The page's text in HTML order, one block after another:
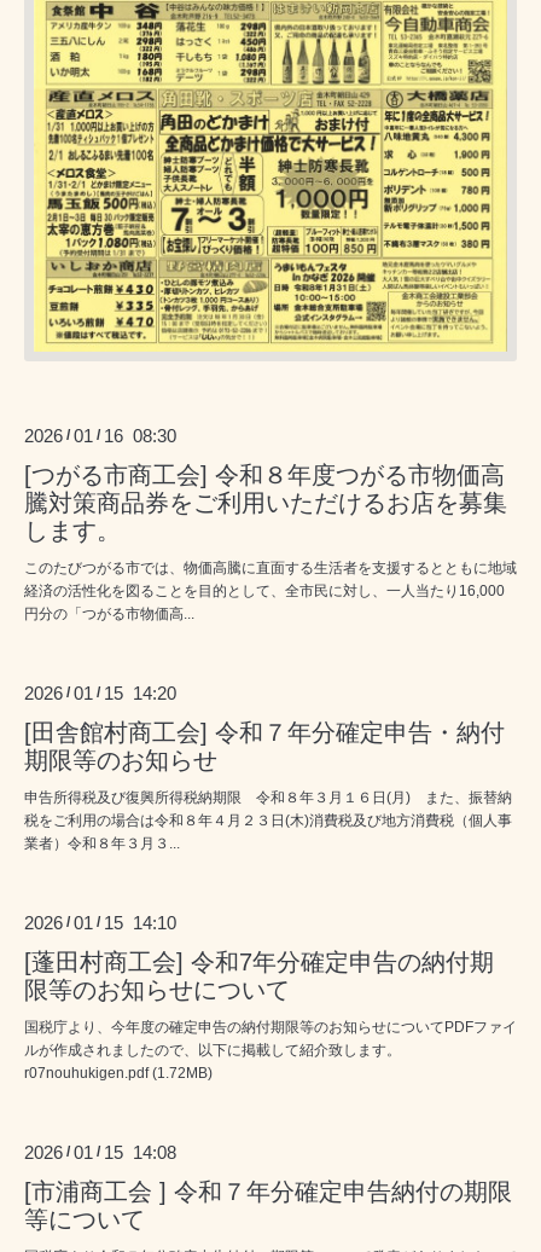
2026 /01 / 16 08:30
[つがる市商工会] 令和８年度つがる市物価高
騰対策商品券をご利用いただけるお店を募集
します。
このたびつがる市では、物価高騰に直面する生活者を支援するとともに地域
経済の活性化を図ることを目的として、全市民に対し、一人当たり16,000
円分の「つがる市物価高...
2026 /01 / 15 14:20
[田舎館村商工会] 令和７年分確定申告・納付
期限等のお知らせ
申告所得税及び復興所得税納期限 令和８年３月１６日(月) また、振替納
税をご利用の場合は令和８年４月２３日(木)消費税及び地方消費税（個人事
業者）令和８年３月３...
2026 /01 / 15 14:10
[蓬田村商工会] 令和7年分確定申告の納付期
限等のお知らせについて
国税庁より、今年度の確定申告の納付期限等のお知らせについてPDFファイ
ルが作成されましたので、以下に掲載して紹介致します。
r07nouhukigen.pdf (1.72MB)
2026 /01 / 15 14:08
[市浦商工会 ] 令和７年分確定申告納付の期限
等について